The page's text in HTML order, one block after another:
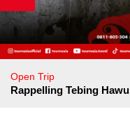
Open Trip
Rappelling Tebing Hawu